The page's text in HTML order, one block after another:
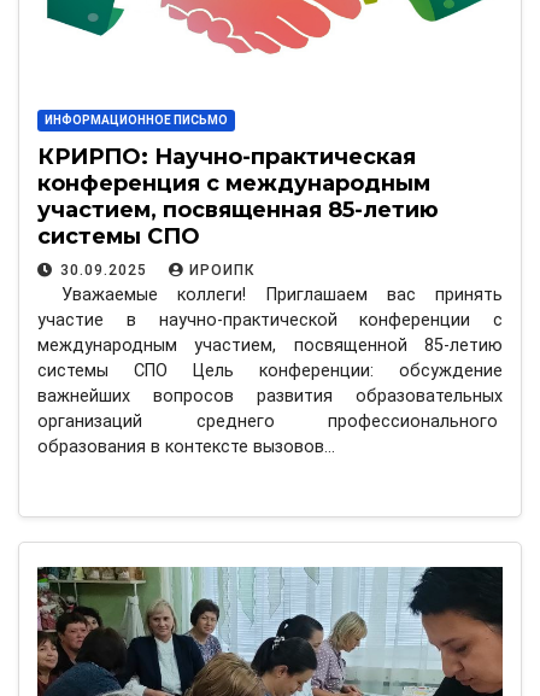
ИНФОРМАЦИОННОЕ ПИСЬМО
КРИРПО: Научно-практическая
конференция с международным
участием, посвященная 85-летию
системы СПО
30.09.2025 ИРОИПК
Уважаемые коллеги! Приглашаем вас принять
участие в научно-практической конференции с
международным участием, посвященной 85-летию
системы СПО Цель конференции: обсуждение
важнейших вопросов развития образовательных
организаций среднего профессионального
образования в контексте вызовов…